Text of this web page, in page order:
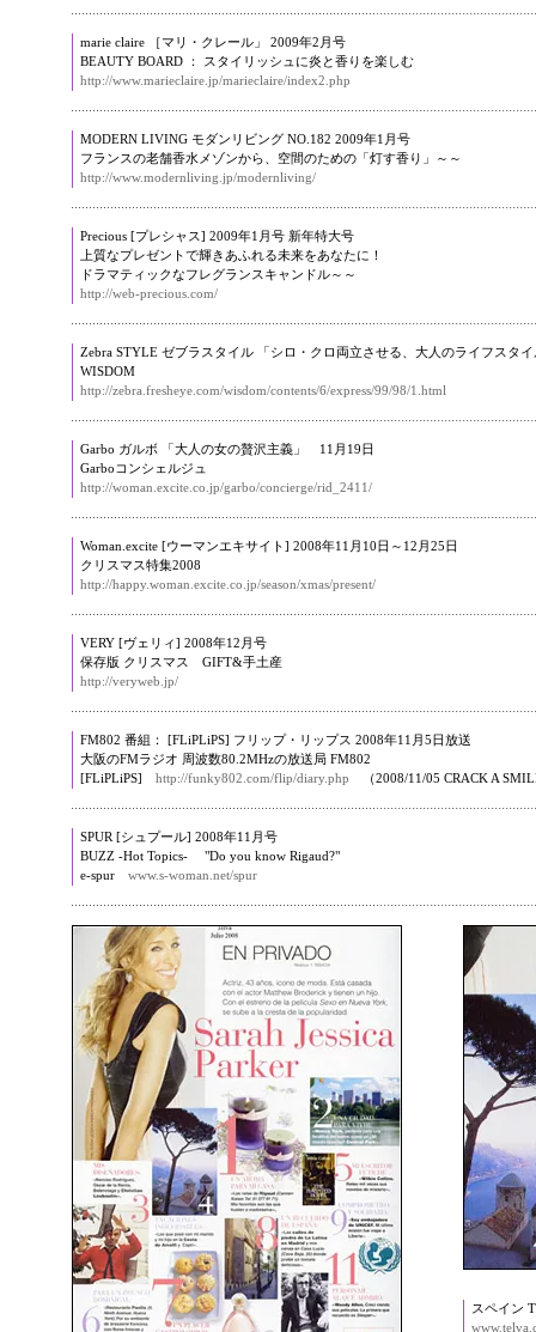
marie claire ［マリ・クレール」 2009年2月号
BEAUTY BOARD ： スタイリッシュに炎と香りを楽しむ
http://www.marieclaire.jp/marieclaire/index2.php
MODERN LIVING モダンリビング NO.182 2009年1月号
フランスの老舗香水メゾンから、空間のための「灯す香り」～～
http://www.modernliving.jp/modernliving/
Precious [プレシャス] 2009年1月号 新年特大号
上質なプレゼントで輝きあふれる未来をあなたに！
ドラマティックなフレグランスキャンドル～～
http://web-precious.com/
Zebra STYLE ゼブラスタイル 「シロ・クロ両立させる、大人のライフスタ
WISDOM
http://zebra.fresheye.com/wisdom/contents/6/express/99/98/1.html
Garbo ガルボ 「大人の女の贅沢主義」 11月19日
Garboコンシェルジュ
http://woman.excite.co.jp/garbo/concierge/rid_2411/
Woman.excite [ウーマンエキサイト] 2008年11月10日～12月25日
クリスマス特集2008
http://happy.woman.excite.co.jp/season/xmas/present/
VERY [ヴェリィ] 2008年12月号
保存版 クリスマス GIFT&手土産
http://veryweb.jp/
FM802 番組： [FLiPLiPS] フリップ・リップス 2008年11月5日放送
大阪のFMラジオ 周波数80.2MHzの放送局 FM802
[FLiPLiPS] http://funky802.com/flip/diary.php （2008/11/05 CRACK A
SPUR [シュプール] 2008年11月号
BUZZ -Hot Topics- "Do you know Rigaud?"
e-spur www.s-woman.net/spur
スペイン